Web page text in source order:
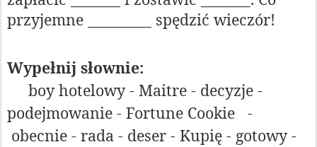
przyjemne _________ spędzić wieczór!
Wypełnij słownie:
boy hotelowy - Maitre - decyzje -
podejmowanie - Fortune Cookie
-
obecnie - rada - deser - Kupię - gotowy -